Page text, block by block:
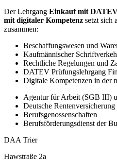
Der Lehrgang Einkauf mit
mit digitaler Kompetenz setzt sich
zusammen:
Beschaffungswesen und
Kaufmännischer
Rechtliche Regelungen und
DATEV Prüfungslehrgang
Digitale Kompetenzen in der
Agentur für Arbeit (SGB III)
Deutsche Rentenversicherung
Berufsgenossenschaften
Berufsförderungsdienst der
DAA Trier
Hawstraße 2a